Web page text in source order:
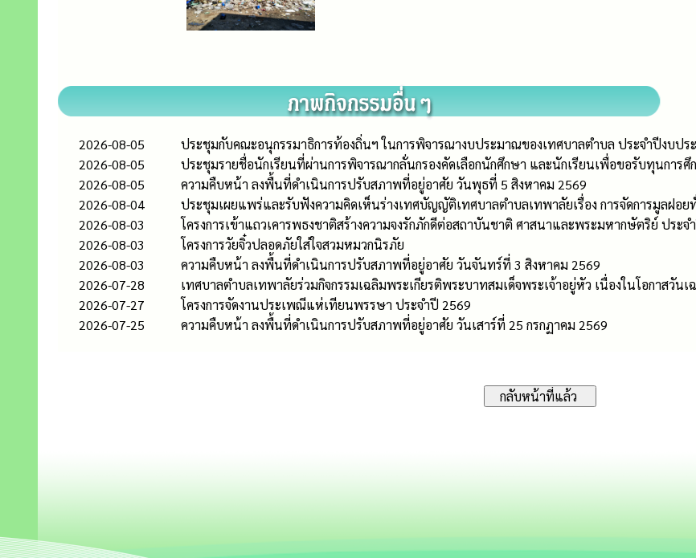
2026-08-05
ประชุมกับคณะอนุกรรมาธิการท้องถิ่นฯ ในการพิจารณางบประมาณของเทศบาลตำบล ประจำปีงบป
2026-08-05
ประชุมรายชื่อนักเรียนที่ผ่านการพิจารณากลั่นกรองคัดเลือกนักศึกษา และนักเรียนเพื่อขอรับทุนการ
2026-08-05
ความคืบหน้า ลงพื้นที่ดำเนินการปรับสภาพที่อยู่อาศัย วันพุธที่ 5 สิงหาคม 2569
2026-08-04
ประชุมเผยแพร่และรับฟังความคิดเห็นร่างเทศบัญญัติเทศบาลตำบลเทพาลัยเรื่อง การจัดการมูลฝอย
2026-08-03
โครงการเข้าแถวเคารพธงชาติสร้างความจงรักภักดีต่อสถาบันชาติ ศาสนาและพระมหากษัตริย์ ประ
2026-08-03
โครงการวัยจิ๋วปลอดภัยใส่ใจสวมหมวกนิรภัย
2026-08-03
ความคืบหน้า ลงพื้นที่ดำเนินการปรับสภาพที่อยู่อาศัย วันจันทร์ที่ 3 สิงหาคม 2569
2026-07-28
เทศบาลตำบลเทพาลัยร่วมกิจกรรมเฉลิมพระเกียรติพระบาทสมเด็จพระเจ้าอยู่หัว เนื่องในโอกาสวัน
2026-07-27
โครงการจัดงานประเพณีแห่เทียนพรรษา ประจำปี 2569
2026-07-25
ความคืบหน้า ลงพื้นที่ดำเนินการปรับสภาพที่อยู่อาศัย วันเสาร์ที่ 25 กรกฏาคม 2569